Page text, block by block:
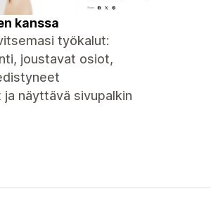
kanssa
työkalut:
joustavat osiot,
näyttävä sivupalkin